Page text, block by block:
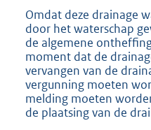
Omdat deze drainage
door het waterschap
de algemene
moment dat de
vervangen van de
vergunning moeten
melding moeten
de plaatsing van de